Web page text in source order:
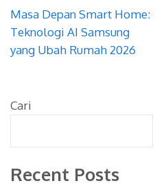
Navigasi
pos
Masa Depan Smart Home:
Teknologi AI Samsung
yang Ubah Rumah 2026
Cari
Recent Posts